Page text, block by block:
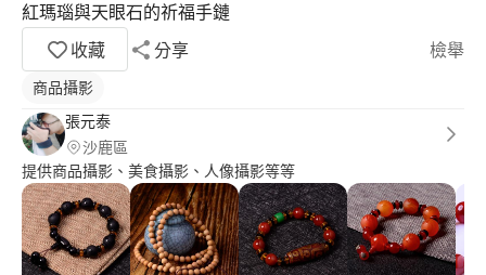
紅瑪瑙與天眼石的祈福手鏈
收藏
分享 檢舉
商品攝影
張元泰
沙鹿區
提供商品攝影、美食攝影、人像攝影等等